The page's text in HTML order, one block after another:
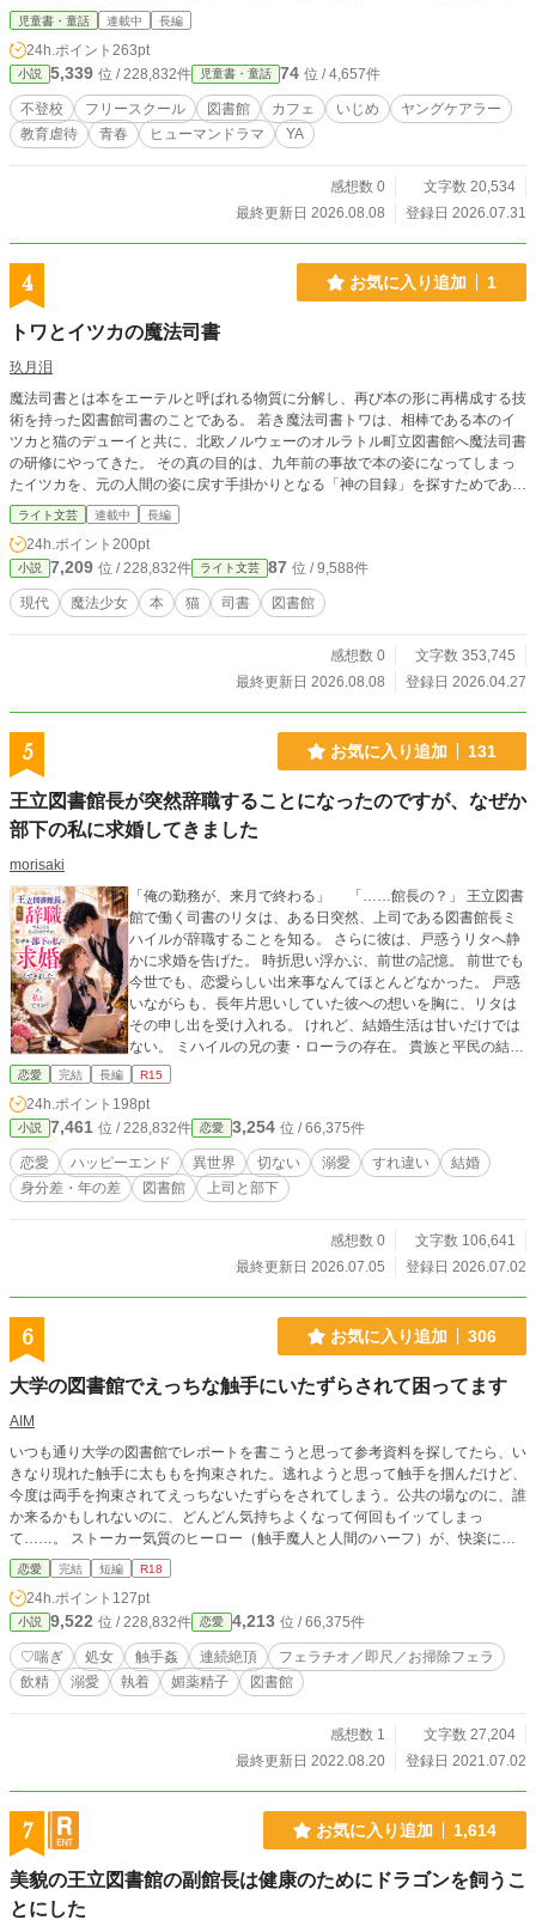
る不思議な場所だった。 美帆乃はそこで、同じく不登校の謎のクラスメイト西
宮翼、都内の名門私立中学校に在籍する春日野小路と出会う。 それぞれ事情を
抱える３人は、少しずつ歩き始める。 第１回児童書大賞エントリー中です！投
票お願いします！！
児童書・童話 連載中 長編
24h.ポイント 263pt
小説 5,339 位 / 228,832件 児童書・童話 74 位 / 4,657件
不登校 フリースクール 図書館 カフェ いじめ
ヤングケアラー
教育虐待
青春 ヒューマンドラマ YA
感想数 0
文字数 20,534
最終更新日 2026.08.08
登録日 2026.07.31
4 お気に入り追加 1
トワとイツカの魔法司書
玖月泪
魔法司書とは本をエーテルと呼ばれる物質に分解し、再び本の形に再構成する技
術を持った図書館司書のことである。 若き魔法司書トワは、相棒である本のイ
ツカと猫のデューイと共に、北欧ノルウェーのオルラトル町立図書館へ魔法司書
の研修にやってきた。 その真の目的は、九年前の事故で本の姿になってしまっ
たイツカを、元の人間の姿に戻す手掛かりとなる「神の目録」を探すためであっ
た。 ※この物語はフィクションです。実在の人物、団体とは一切関係ありませ
ん。 ※「小説家になろう」「カクヨム」でも連載中。
ライト文芸 連載中 長編
24h.ポイント 200pt
小説 7,209 位 / 228,832件 ライト文芸 87 位 / 9,588件
現代 魔法少女 本 猫 司書 図書館
感想数 0
文字数 353,745
最終更新日 2026.08.08
登録日 2026.04.27
5 お気に入り追加 131
王立図書館長が突然辞職することになったのですが、なぜか
部下の私に求婚してきました
morisaki
「俺の勤務が、来月で終わる」 「……館長の？」 王立図書
館で働く司書のリタは、ある日突然、上司である図書館長ミ
ハイルが辞職することを知る。 さらに彼は、戸惑うリタへ静
かに求婚を告げた。 時折思い浮かぶ、前世の記憶。 前世でも
今世でも、恋愛らしい出来事なんてほとんどなかった。 戸惑
いながらも、長年片思いしていた彼への想いを胸に、リタは
その申し出を受け入れる。 けれど、結婚生活は甘いだけでは
ない。 ミハイルの兄の妻・ローラの存在。 貴族と平民の結
婚。 そして、結婚したはずなのに、どこか距離を測るような
かの代わりなのではないか――。 自己肯定感が低く、おとな
しいリタ。 それでも彼女は、勇気を持って夫と同じ景色を見
ることを決意する。 これは、同じ時間を重ねながら、 不器用
な二人が少しずつ“夫婦”になっていく物語。
恋愛 完結 長編 R15
24h.ポイント 198pt
小説 7,461 位 / 228,832件 恋愛 3,254 位 / 66,375件
恋愛 ハッピーエンド 異世界 切ない 溺愛 すれ違い
結婚
身分差・年の差
図書館 上司と部下
感想数 0
文字数 106,641
最終更新日 2026.07.05
登録日 2026.07.02
6 お気に入り追加 306
大学の図書館でえっちな触手にいたずらされて困ってます
AIM
いつも通り大学の図書館でレポートを書こうと思って参考資料を探してたら、い
きなり現れた触手に太ももを拘束された。逃れようと思って触手を掴んだけど、
今度は両手を拘束されてえっちないたずらをされてしまう。公共の場なのに、誰
か来るかもしれないのに、どんどん気持ちよくなって何回もイッてしまっ
て……。 ストーカー気質のヒーロー（触手魔人と人間のハーフ）が、快楽に
弱々なチョロインを自分好みに開発して溺愛するお話。毎日投稿、３話で完結で
す。 ※各種小説投稿サイトでも掲載しています。
恋愛 完結 短編 R18
24h.ポイント 127pt
小説 9,522 位 / 228,832件 恋愛 4,213 位 / 66,375件
♡喘ぎ 処女 触手姦 連続絶頂
フェラチオ／即尺／お掃除フェラ
飲精
溺愛 執着 媚薬精子 図書館
感想数 1
文字数 27,204
最終更新日 2022.08.20
登録日 2021.07.02
7 お気に入り追加 1,614
美貌の王立図書館の副館長は健康のためにドラゴンを飼うこ
とにした